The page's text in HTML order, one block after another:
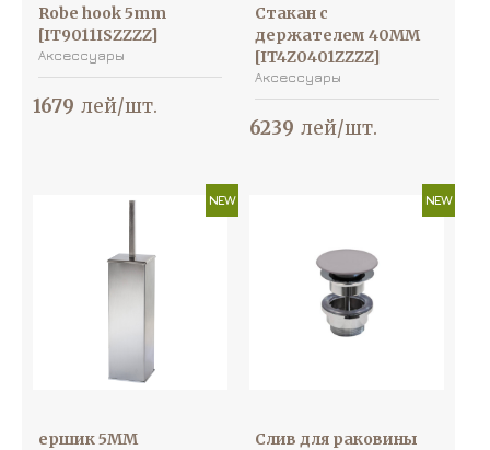
Robe hook 5mm
[IT9011ISZZZZ]
Аксессуары
1679 лей/шт.
Стакан с
держателем 40MM
[IT4Z0401ZZZZ]
Аксессуары
6239 лей/шт.
NEW
ершик 5MM
NEW
Слив для раковины